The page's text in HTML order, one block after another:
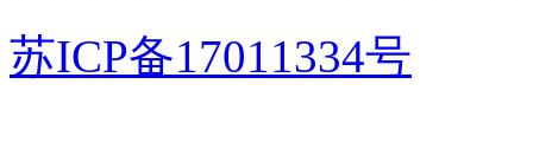
苏ICP备17011334号